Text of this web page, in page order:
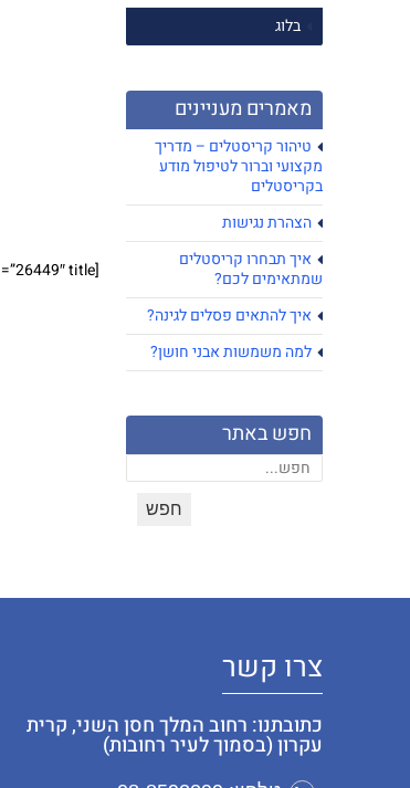
בלוג
מאמרים מעניינים
טיהור קריסטלים – מדריך
מקצועי וברור לטיפול מודע
בקריסטלים
הצהרת נגישות
איך תבחרו קריסטלים
שמתאימים לכם?
איך להתאים פסלים לגינה?
למה משמשות אבני חושן?
חפש באתר
[contact-form-7 id=”26449″ title=”טופס צור קשר רחב”]
צרו קשר
כתובתנו: רחוב המלך חסן השני, קרית
עקרון (בסמוך לעיר רחובות)